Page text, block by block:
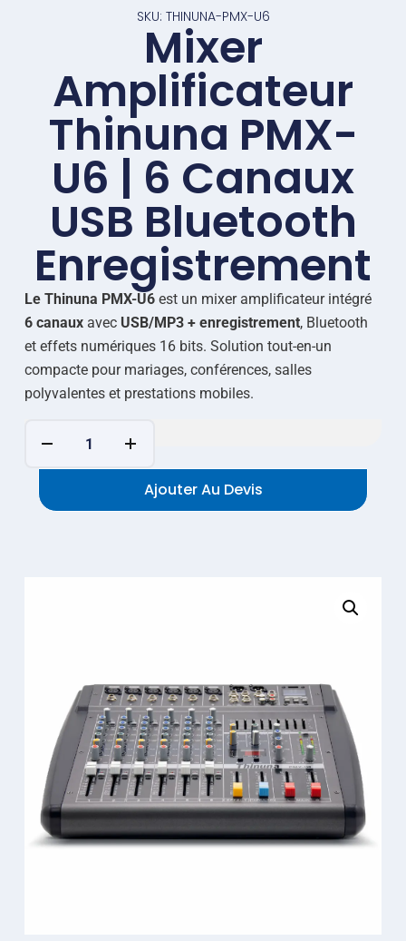
SKU: THINUNA-PMX-U6
Mixer
Amplificateur
Thinuna PMX-
U6 | 6 Canaux
USB Bluetooth
Enregistrement
Le Thinuna PMX-U6est un mixer amplificateur intégré
6 canauxavec USB/MP3 + enregistrement, Bluetooth
et effets numériques 16 bits. Solution tout-en-un
compacte pour mariages, conférences, salles
polyvalentes et prestations mobiles.
Ajouter Au Devis